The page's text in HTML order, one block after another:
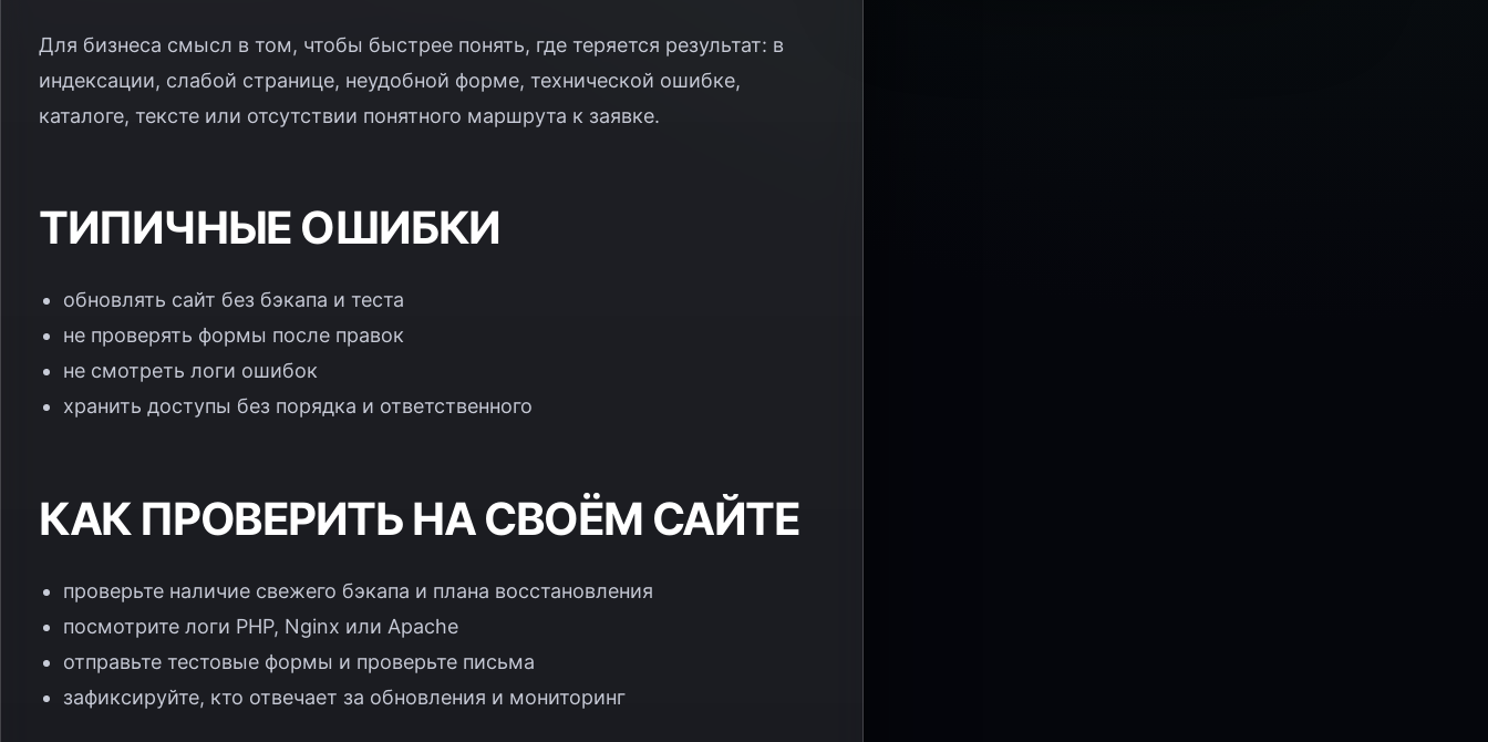
Для бизнеса смысл в том, чтобы быстрее понять, где теряется результат: в
индексации, слабой странице, неудобной форме, технической ошибке,
каталоге, тексте или отсутствии понятного маршрута к заявке.
ТИПИЧНЫЕ ОШИБКИ
обновлять сайт без бэкапа и теста
не проверять формы после правок
не смотреть логи ошибок
хранить доступы без порядка и ответственного
КАК ПРОВЕРИТЬ НА СВОЁМ САЙТЕ
проверьте наличие свежего бэкапа и плана восстановления
посмотрите логи PHP, Nginx или Apache
отправьте тестовые формы и проверьте письма
зафиксируйте, кто отвечает за обновления и мониторинг